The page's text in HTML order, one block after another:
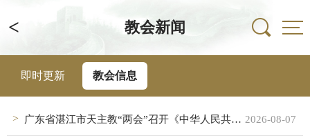
< 教会新闻
即时更新 教会信息
2026-08-07
广东省湛江市天主教“两会”召开《中华人民共和国民族团结进步促进法》专题学习会